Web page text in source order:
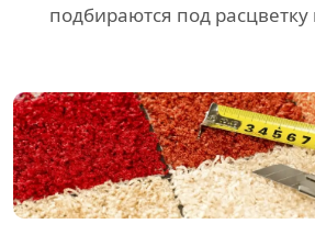
подбираются под